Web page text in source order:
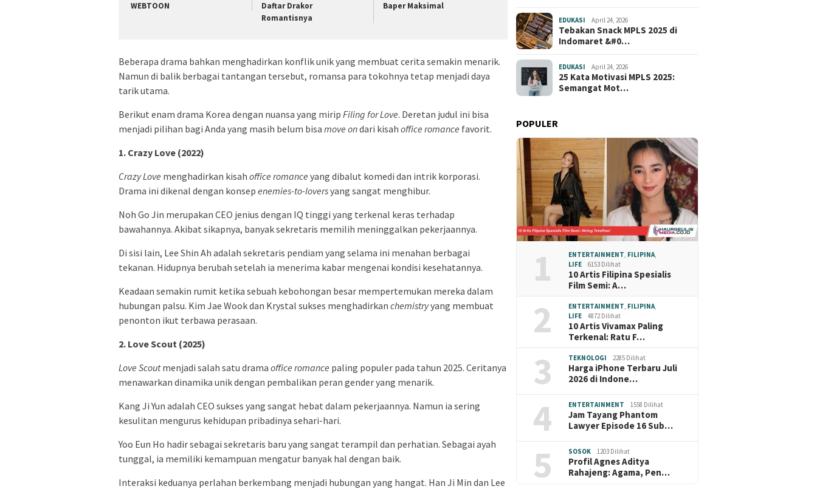
WEBTOON
Daftar Drakor
Romantisnya
Baper Maksimal
Beberapa drama bahkan menghadirkan konflik unik yang membuat cerita semakin menarik.
Namun di balik berbagai tantangan tersebut, romansa para tokohnya tetap menjadi daya
tarik utama.
Berikut enam drama Korea dengan nuansa yang mirip Filing for Love. Deretan judul ini bisa
menjadi pilihan bagi Anda yang masih belum bisa move ondari kisah office romance favorit.
1. Crazy Love (2022)
Crazy Love menghadirkan kisah office romance yang dibalut komedi dan intrik korporasi.
Drama ini dikenal dengan konsep enemies-to-loversyang sangat menghibur.
Noh Go Jin merupakan CEO jenius dengan IQ tinggi yang terkenal keras terhadap
bawahannya. Akibat sikapnya, banyak sekretaris memilih meninggalkan pekerjaannya.
Di sisi lain, Lee Shin Ah adalah sekretaris pendiam yang selama ini menahan berbagai
tekanan. Hidupnya berubah setelah ia menerima kabar mengenai kondisi kesehatannya.
Keadaan semakin rumit ketika sebuah kebohongan besar mempertemukan mereka dalam
hubungan palsu. Kim Jae Wook dan Krystal sukses menghadirkan chemistryyang membuat
penonton ikut terbawa perasaan.
2. Love Scout (2025)
Love Scoutmenjadi salah satu drama office romance paling populer pada tahun 2025. Ceritanya
menawarkan dinamika unik dengan pembalikan peran gender yang menarik.
Kang Ji Yun adalah CEO sukses yang sangat hebat dalam pekerjaannya. Namun ia sering
kesulitan mengurus kehidupan pribadinya sehari-hari.
Yoo Eun Ho hadir sebagai sekretaris baru yang sangat terampil dan perhatian. Sebagai ayah
tunggal, ia memiliki kemampuan mengatur banyak hal dengan baik.
Interaksi keduanya perlahan berkembang menjadi hubungan yang hangat. Han Ji Min dan Lee
EDUKASI April 24, 2026
Tebakan Snack MPLS 2025 di
Indomaret &#0…
EDUKASI April 24, 2026
25 Kata Motivasi MPLS 2025:
Semangat Mot…
POPULER
1 ENTERTAINMENT FILIPINA
LIFE
6153 Dilihat
10 Artis Filipina Spesialis
Film Semi: A…
2 ENTERTAINMENT FILIPINA
LIFE
4872 Dilihat
10 Artis Vivamax Paling
Terkenal: Ratu F…
3 TEKNOLOGI 2285 Dilihat
Harga iPhone Terbaru Juli
2026 di Indone…
4 ENTERTAINMENT 1558 Dilihat
Jam Tayang Phantom
Lawyer Episode 16 Sub…
5 SOSOK 1203 Dilihat
Profil Agnes Aditya
Rahajeng: Agama, Pen…